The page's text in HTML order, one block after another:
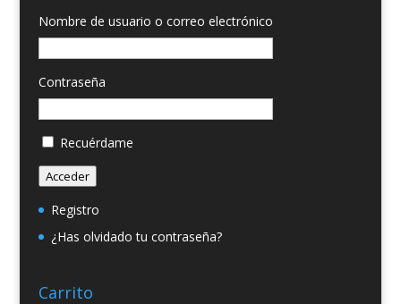
Nombre de usuario o correo electrónico
Contraseña
Recuérdame
Acceder
Registro
¿Has olvidado tu contraseña?
Carrito